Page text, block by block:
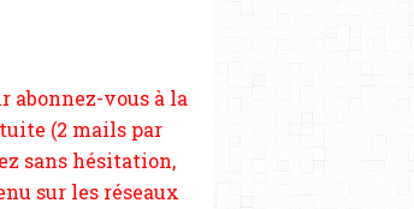
faîtes des liens
site.